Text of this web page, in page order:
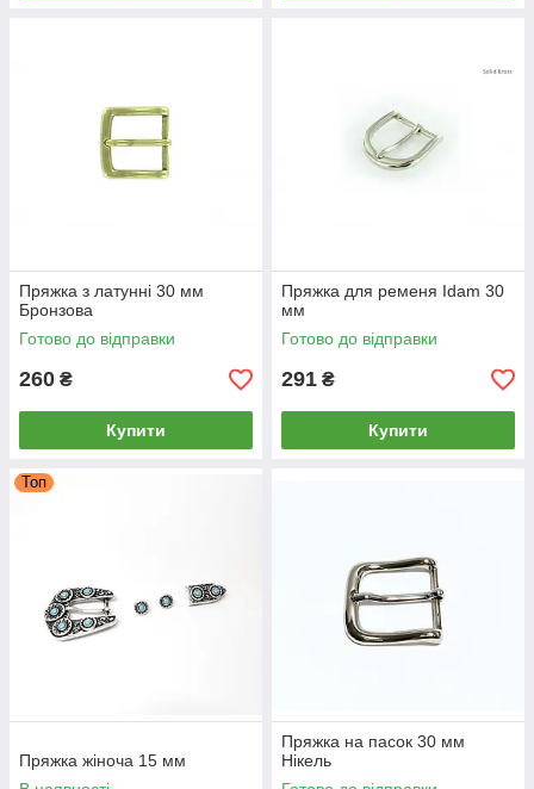
Пряжка з латунні 30 мм
Бронзова
Готово до відправки
260 ₴
Купити
Пряжка для ременя Idam 30
мм
Готово до відправки
291 ₴
Купити
Топ
Пряжка жіноча 15 мм
Пряжка на пасок 30 мм
Нікель